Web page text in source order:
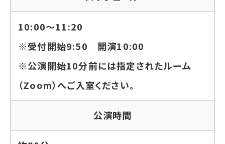
10:00～11:20
※受付開始9:50 開演10:00
※公演開始10分前には指定されたルーム
（Zoom）へご入室ください。
公演時間